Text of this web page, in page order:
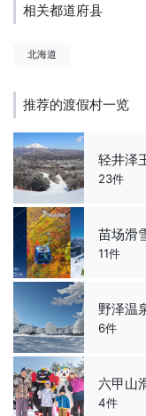
相关都道府县
北海道
推荐的渡假村一览
轻井泽
23件
苗场滑
11件
野泽温
6件
六甲山
4件